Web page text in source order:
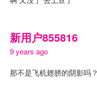
新用户855816
9 years ago
那不是飞机翅膀的阴影吗？